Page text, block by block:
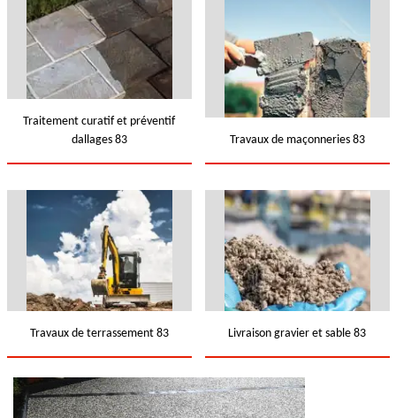
Traitement curatif et préventif
dallages 83
Travaux de maçonneries 83
Travaux de terrassement 83 Livraison gravier et sable 83